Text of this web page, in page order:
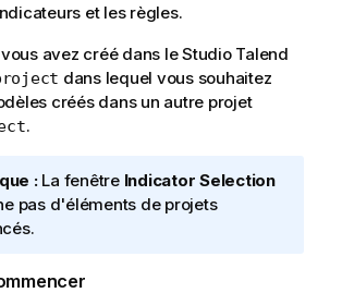
et les règles.
avez créé dans leStudio Talend
dans lequel vous souhaitez
créés dans un autre projet
.
:La fenêtre Indicator Selection
pas d'éléments de projets